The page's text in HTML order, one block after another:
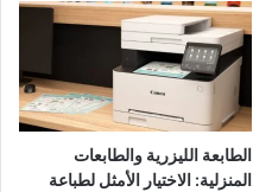
الطابعة الليزرية والطابعات
المنزلية: الاختيار الأمثل لطباعة